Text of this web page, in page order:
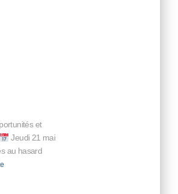
et
Jeudi 21 mai
au hasard